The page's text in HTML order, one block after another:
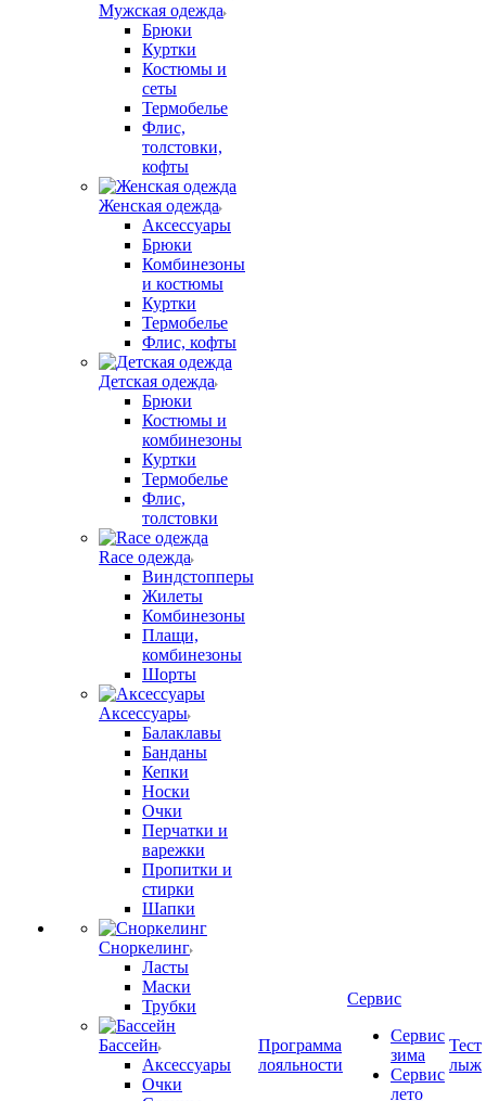
Мужская одежда
Брюки
Куртки
Костюмы и
сеты
Термобелье
Флис,
толстовки,
кофты
Женская одежда
Аксессуары
Брюки
Комбинезоны
и костюмы
Куртки
Термобелье
Флис, кофты
Детская одежда
Брюки
Костюмы и
комбинезоны
Куртки
Термобелье
Флис,
толстовки
Race одежда
Виндстопперы
Жилеты
Комбинезоны
Плащи,
комбинезоны
Шорты
Аксессуары
Балаклавы
Банданы
Кепки
Носки
Очки
Перчатки и
варежки
Пропитки и
стирки
Шапки
Сноркелинг
Ласты
Маски
Трубки
Бассейн
Аксессуары
Очки
Программа
лояльности
Сервис
Сервис
зима
Сервис
лето
Тест
лыж